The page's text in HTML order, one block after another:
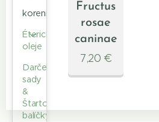
koreniny
Éterické
oleje
Darčekové
sady
&
Štartovacie
balíčky
Fructus
rosae
caninae
7,20 €